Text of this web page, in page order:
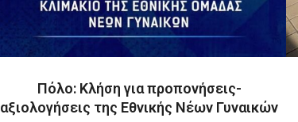
Πόλο: Κλήση για προπονήσεις-
αξιολογήσεις της Εθνικής Νέων Γυναικών